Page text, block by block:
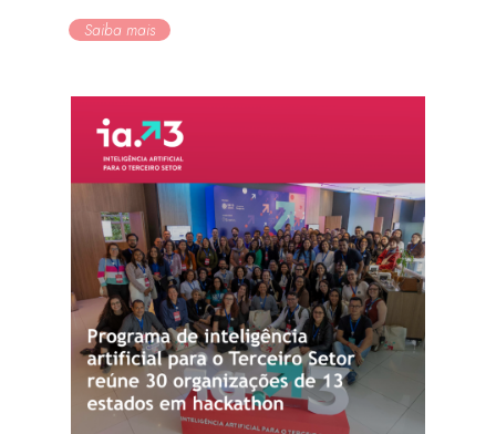
Saiba mais